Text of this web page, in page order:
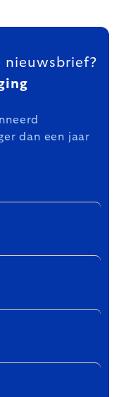
nieuwsbrief?
dan een jaar